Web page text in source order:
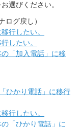
選びください。
ログ戻し）
行したい。
したい。
「加入電話」に移
ひかり電話」に移行
行したい。
「ひかり電話」に